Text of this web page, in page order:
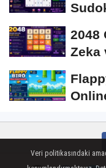
2048
Zeka
Veri politikasındaki